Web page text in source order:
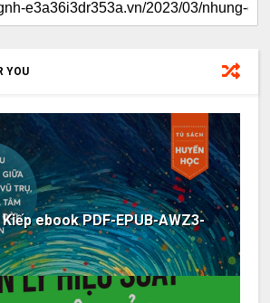
YOU
ebook PDF-EPUB-AWZ3-